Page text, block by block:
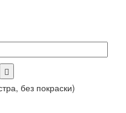
без покраски)